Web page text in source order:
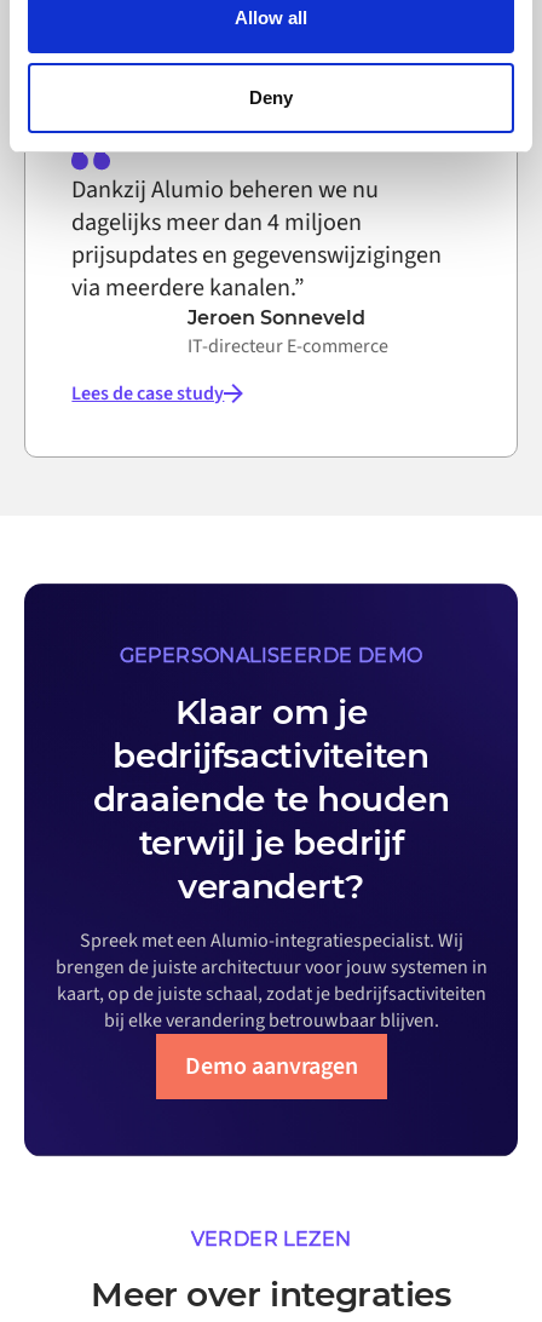
text file that a web browser saves to your computer. You
browser settings accordingly. This could affect the
functioning of the website, however. We also use third-
on the internet
Allow all
Deny
Dankzij Alumio beheren we nu
dagelijks meer dan 4 miljoen
prijsupdates en gegevenswijzigingen
via meerdere kanalen.”
Jeroen Sonneveld
IT-directeur E-commerce
Lees de case study
GEPERSONALISEERDE DEMO
Klaar om je
bedrijfsactiviteiten
draaiende te houden
terwijl je bedrijf
verandert?
Spreek met een Alumio-integratiespecialist. Wij
brengen de juiste architectuur voor jouw systemen in
kaart, op de juiste schaal, zodat je bedrijfsactiviteiten
bij elke verandering betrouwbaar blijven.
Demo aanvragen
VERDER LEZEN
Meer over integraties